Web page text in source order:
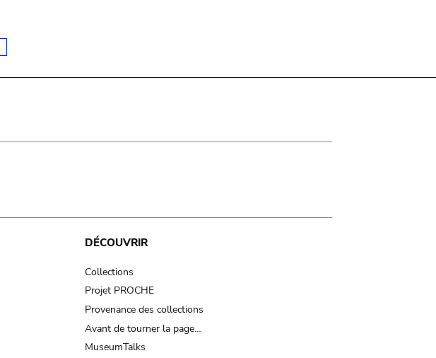
DÉCOUVRIR
Collections
Projet PROCHE
Provenance des collections
Avant de tourner la page…
MuseumTalks